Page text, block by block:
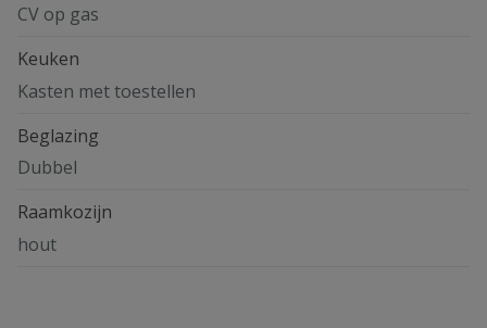
CV op gas
Keuken
Kasten met toestellen
Beglazing
Dubbel
Raamkozijn
hout